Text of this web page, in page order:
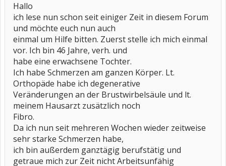
Hallo
ich lese nun schon seit einiger Zeit in diesem Forum
und möchte euch nun auch
einmal um Hilfe bitten. Zuerst stelle ich mich einmal
vor. Ich bin 46 Jahre, verh. und
habe eine erwachsene Tochter.
Ich habe Schmerzen am ganzen Körper. Lt.
Orthopäde habe ich degenerative
Veränderungen an der Brustwirbelsäule und lt.
meinem Hausarzt zusätzlich noch
Fibro.
Da ich nun seit mehreren Wochen wieder zeitweise
sehr starke Schmerzen habe,
ich bin außerdem ganztägig berufstätig und
getraue mich zur Zeit nicht Arbeitsunfähig